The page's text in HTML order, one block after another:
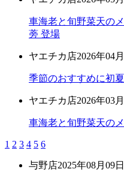
車海老と旬野菜天の
蒡 登場
ヤエチカ店2026年04
季節のおすすめに初
ヤエチカ店2026年03
車海老と旬野菜天の
1 2 3 4 5 6
与野店2025年08月09日